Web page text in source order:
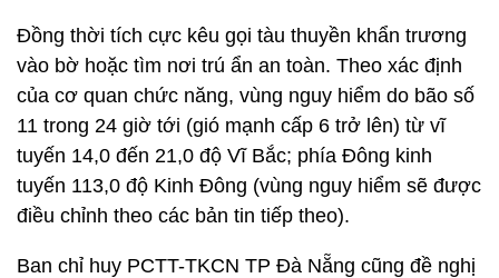
Đồng thời tích cực kêu gọi tàu thuyền khẩn trương
vào bờ hoặc tìm nơi trú ẩn an toàn. Theo xác định
của cơ quan chức năng, vùng nguy hiểm do bão số
11 trong 24 giờ tới (gió mạnh cấp 6 trở lên) từ vĩ
tuyến 14,0 đến 21,0 độ Vĩ Bắc; phía Đông kinh
tuyến 113,0 độ Kinh Đông (vùng nguy hiểm sẽ được
điều chỉnh theo các bản tin tiếp theo).
Ban chỉ huy PCTT-TKCN TP Đà Nẵng cũng đề nghị